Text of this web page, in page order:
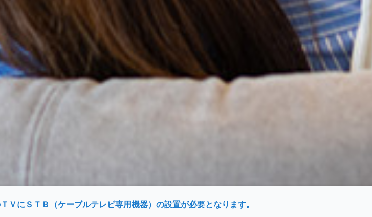
にＳＴＢ（ケーブルテレビ専用機器）の設置が必要となります。